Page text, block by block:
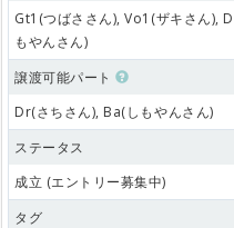
Gt1(つばささん), Vo1(ザキさん),
もやんさん)
譲渡可能パート
Dr(さちさん), Ba(しもやんさん)
ステータス
成立 (エントリー募集中)
タグ